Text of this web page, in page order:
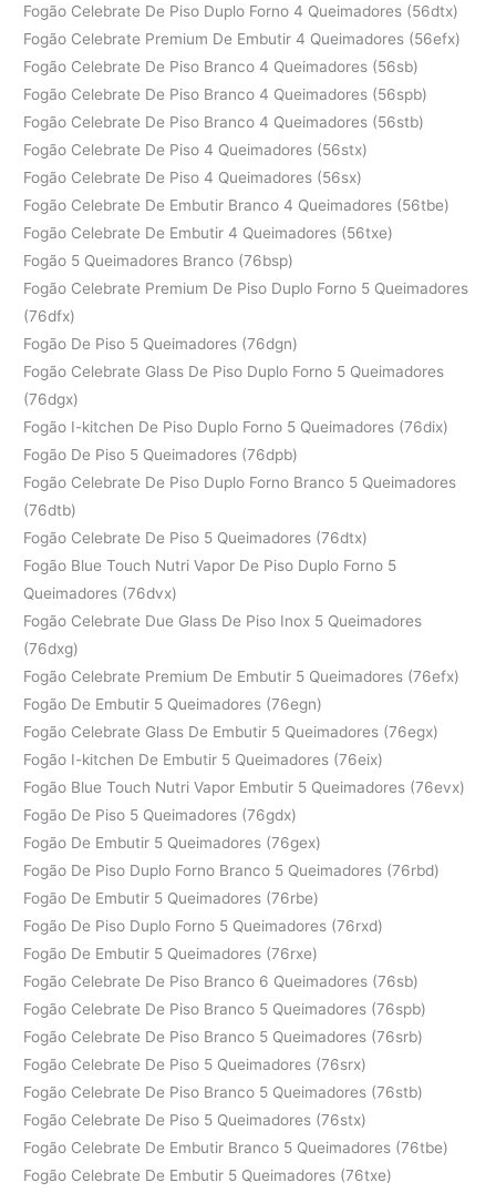
Fogão Celebrate De Piso Duplo Forno 4 Queimadores (56dtx)
Fogão Celebrate Premium De Embutir 4 Queimadores (56efx)
Fogão Celebrate De Piso Branco 4 Queimadores (56sb)
Fogão Celebrate De Piso Branco 4 Queimadores (56spb)
Fogão Celebrate De Piso Branco 4 Queimadores (56stb)
Fogão Celebrate De Piso 4 Queimadores (56stx)
Fogão Celebrate De Piso 4 Queimadores (56sx)
Fogão Celebrate De Embutir Branco 4 Queimadores (56tbe)
Fogão Celebrate De Embutir 4 Queimadores (56txe)
Fogão 5 Queimadores Branco (76bsp)
Fogão Celebrate Premium De Piso Duplo Forno 5 Queimadores
(76dfx)
Fogão De Piso 5 Queimadores (76dgn)
Fogão Celebrate Glass De Piso Duplo Forno 5 Queimadores
(76dgx)
Fogão I-kitchen De Piso Duplo Forno 5 Queimadores (76dix)
Fogão De Piso 5 Queimadores (76dpb)
Fogão Celebrate De Piso Duplo Forno Branco 5 Queimadores
(76dtb)
Fogão Celebrate De Piso 5 Queimadores (76dtx)
Fogão Blue Touch Nutri Vapor De Piso Duplo Forno 5
Queimadores (76dvx)
Fogão Celebrate Due Glass De Piso Inox 5 Queimadores
(76dxg)
Fogão Celebrate Premium De Embutir 5 Queimadores (76efx)
Fogão De Embutir 5 Queimadores (76egn)
Fogão Celebrate Glass De Embutir 5 Queimadores (76egx)
Fogão I-kitchen De Embutir 5 Queimadores (76eix)
Fogão Blue Touch Nutri Vapor Embutir 5 Queimadores (76evx)
Fogão De Piso 5 Queimadores (76gdx)
Fogão De Embutir 5 Queimadores (76gex)
Fogão De Piso Duplo Forno Branco 5 Queimadores (76rbd)
Fogão De Embutir 5 Queimadores (76rbe)
Fogão De Piso Duplo Forno 5 Queimadores (76rxd)
Fogão De Embutir 5 Queimadores (76rxe)
Fogão Celebrate De Piso Branco 6 Queimadores (76sb)
Fogão Celebrate De Piso Branco 5 Queimadores (76spb)
Fogão Celebrate De Piso Branco 5 Queimadores (76srb)
Fogão Celebrate De Piso 5 Queimadores (76srx)
Fogão Celebrate De Piso Branco 5 Queimadores (76stb)
Fogão Celebrate De Piso 5 Queimadores (76stx)
Fogão Celebrate De Embutir Branco 5 Queimadores (76tbe)
Fogão Celebrate De Embutir 5 Queimadores (76txe)